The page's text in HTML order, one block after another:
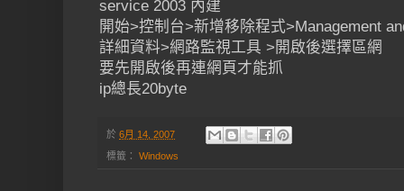
service 2003 內建
開始>控制台>新增移除程式>Management
詳細資料>網路監視工具 >開啟後選擇區網
要先開啟後再連網頁才能抓
ip總長20byte
於 6月 14, 2007
標籤： Windows